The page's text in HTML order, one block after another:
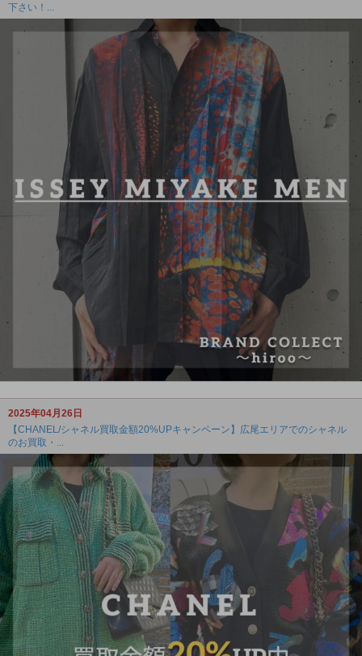
下さい！...
2025年04月26日
【CHANEL/シャネル買取金額20%UPキャンペーン】広尾エリアでのシャネル
のお買取・...